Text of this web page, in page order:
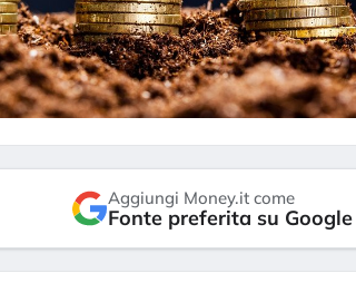
Aggiungi Money.it come
Fonte preferita su Google
estreme alla
Cosa sta guidando il
degli asset?
2026
«La
in
della
Kospi,
30 luglio